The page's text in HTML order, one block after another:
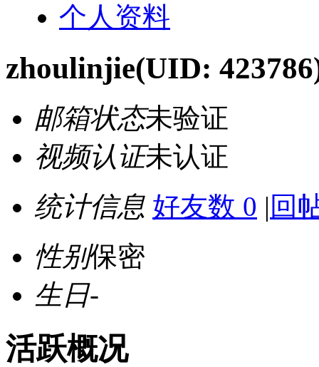
个人资料
zhoulinjie(UID:
邮箱状态未验证
视频认证未认证
统计信息 好友数 0 | 回
性别保密
生日-
活跃概况